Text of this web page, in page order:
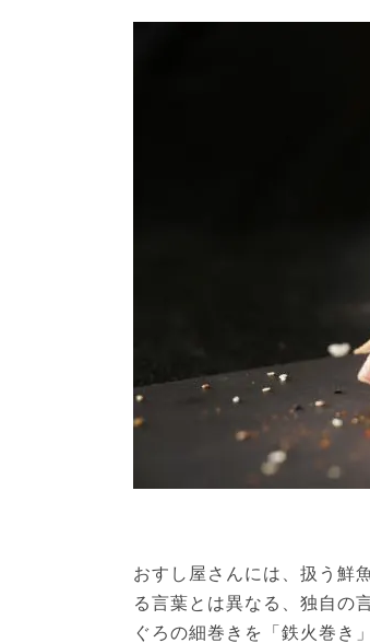
おすし屋さんには、扱う鮮
る言葉とは異なる、独自の
ぐろの細巻きを「鉄火巻き